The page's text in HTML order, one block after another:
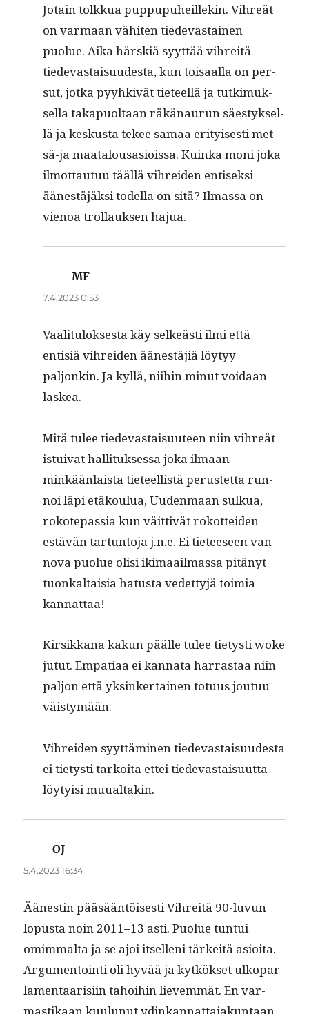
Jotain tolkkua pup­pupuheillekin. Vihreät
on var­maan vähiten tiedev­as­tainen
puolue. Aika härskiä syyt­tää vihre­itä
tiedev­as­taisu­ud­es­ta, kun toisaal­la on per­
sut, jot­ka pyyhkivät tieteel­lä ja tutkimuk­
sel­la taka­puoltaan räkä­nau­run säestyk­sel­
lä ja keskus­ta tekee samaa eri­tyis­es­ti met­
sä-ja maat­alousasiois­sa. Kuin­ka moni joka
ilmot­tau­tuu tääl­lä vihrei­den entisek­si
äänestäjäk­si todel­la on sitä? Ilmas­sa on
vienoa trol­lauk­sen hajua.
MF
7.4.2023 0:53
Vaal­i­t­u­lok­ses­ta käy selkeästi ilmi että
entisiä vihrei­den äänestäjiä löy­tyy
paljonkin. Ja kyl­lä, niihin min­ut voidaan
laskea.
Mitä tulee tiedev­as­taisu­u­teen niin vihreät
istu­i­v­at hal­li­tuk­ses­sa joka ilmaan
minkään­laista tieteel­listä perustet­ta run­
noi läpi etäk­oulua, Uuden­maan sulkua,
rokotepas­sia kun väit­tivät rokot­tei­den
estävän tar­tun­to­ja j.n.e. Ei tieteeseen van­
no­va puolue olisi iki­maail­mas­sa pitänyt
tuonkaltaisia hatus­ta vedet­tyjä toimia
kannattaa!
Kir­sikkana kakun päälle tulee tietysti woke
jutut. Empa­ti­aa ei kan­na­ta har­ras­taa niin
paljon että yksinker­tainen totu­us joutuu
väistymään.
Vihrei­den syyt­tämi­nen tiedev­as­taisu­ud­es­ta
ei tietysti tarkoi­ta ettei tiedev­as­taisu­ut­ta
löy­ty­isi muualtakin.
OJ
5.4.2023 16:34
Äänestin pääsään­töis­es­ti Vihre­itä 90-luvun
lopus­ta noin 2011–13 asti. Puolue tun­tui
omim­mal­ta ja se ajoi itsel­leni tärkeitä asioi­ta.
Argu­men­toin­ti oli hyvää ja kytkök­set ulkopar­
la­men­taarisi­in tahoi­hin lievem­mät. En var­